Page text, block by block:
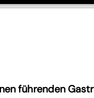
führenden